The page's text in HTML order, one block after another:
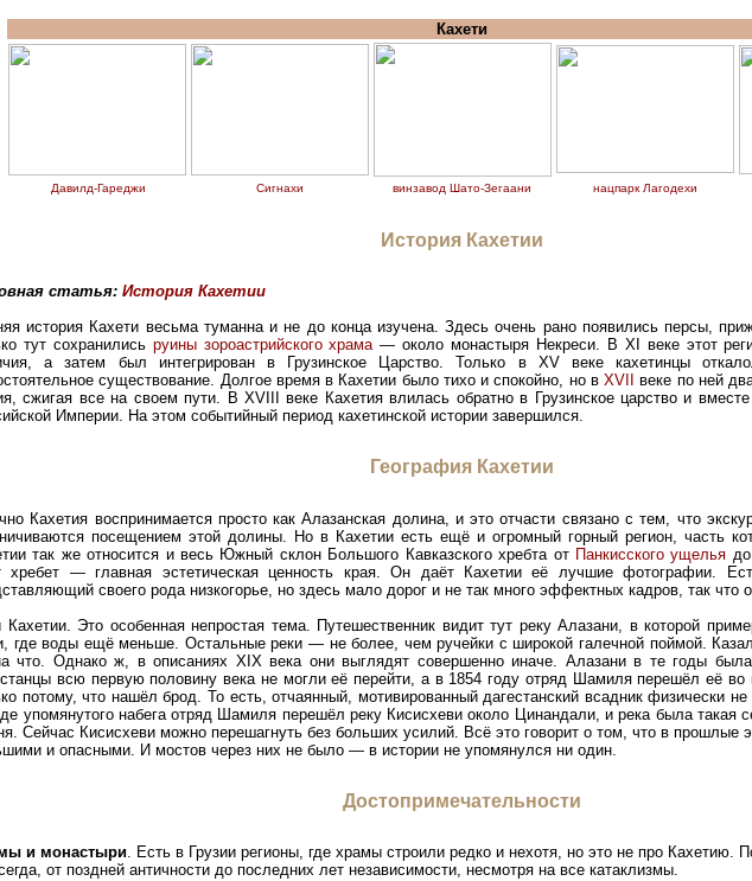
Кахети
Давилд-Гареджи Сигнахи винзавод Шато-Зегаани нацпарк Лагодехи
История Кахетии
статья: История Кахетии
история Кахети весьма туманна и не до конца изучена. Здесь очень рано появились персы,
тут сохранились руины зороастрийского храма— около монастыря Некреси. В XI веке этот
а затем был интегрирован в Грузинское Царство. Только в XV веке кахетинцы
существование. Долгое время в Кахетии было тихо и спокойно, но вXVII
веке по ней
сжигая все на своем пути. В XVIII веке Кахетия влилась обратно в Грузинское царство и
Империи. На этом событийный период кахетинской истории завершился.
География Кахетии
Кахетия воспринимается просто как Алазанская долина, и это отчасти связано с тем, что
посещением этой долины. Но в Кахетии есть ещё и огромный горный регион, часть
так же относится и весь Южный склон Большого Кавказского хребта от Панкисского ущелья
хребет — главная эстетическая ценность края. Он даёт Кахетии её лучшие фотографии.
своего рода низкогорье, но здесь мало дорог и не так много эффектных кадров, так что
Кахетии. Это особенная непростая тема. Путешественник видит тут реку Алазани, в которой
где воды ещё меньше. Остальные реки — не более, чем ручейки с широкой галечной поймой.
что. Однако ж, в описаниях XIX века они выглядят совершенно иначе. Алазани в те годы
всю первую половину века не могли её перейти, а в 1854 году отряд Шамиля перешёл её
потому, что нашёл брод. То есть, отчаянный, мотивированный дагестанский всадник физически не
упомянутого набега отряд Шамиля перешёл реку Кисисхеви около Цинандали, и река была такая
Сейчас Кисисхеви можно перешагнуть без больших усилий. Всё это говорит о том, что в прошлые
и опасными. И мостов через них не было — в истории не упомянулся ни один.
Достопримечательности
и монастыри. Есть в Грузии регионы, где храмы строили редко и нехотя, но это не про Кахетию.
от поздней античности до последних лет независимости, несмотря на все катаклизмы.